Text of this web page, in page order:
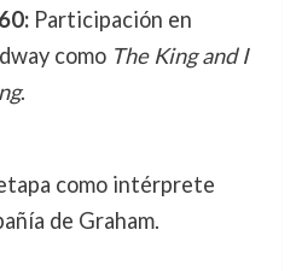
Participación en
como The King and I
.
como intérprete
de Graham.